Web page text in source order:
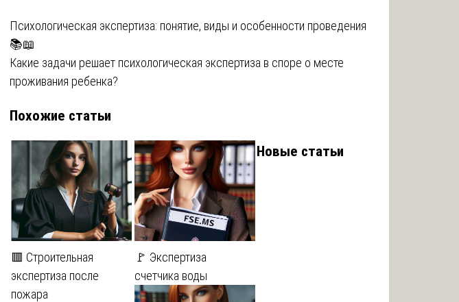
Навигация
по
записям
Психологическая экспертиза: понятие, виды и особенности проведения
📚📖
Какие задачи решает психологическая экспертиза в споре о месте
проживания ребенка?
Похожие статьи
🟥 Строительная
экспертиза после
пожара
🚩 Экспертиза
счетчика воды
Новые статьи